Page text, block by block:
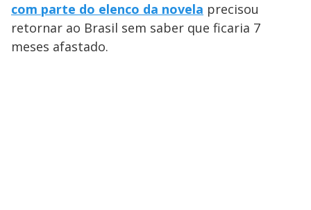
com parte do elenco da novela precisou
retornar ao Brasil sem saber que ficaria 7
meses afastado.